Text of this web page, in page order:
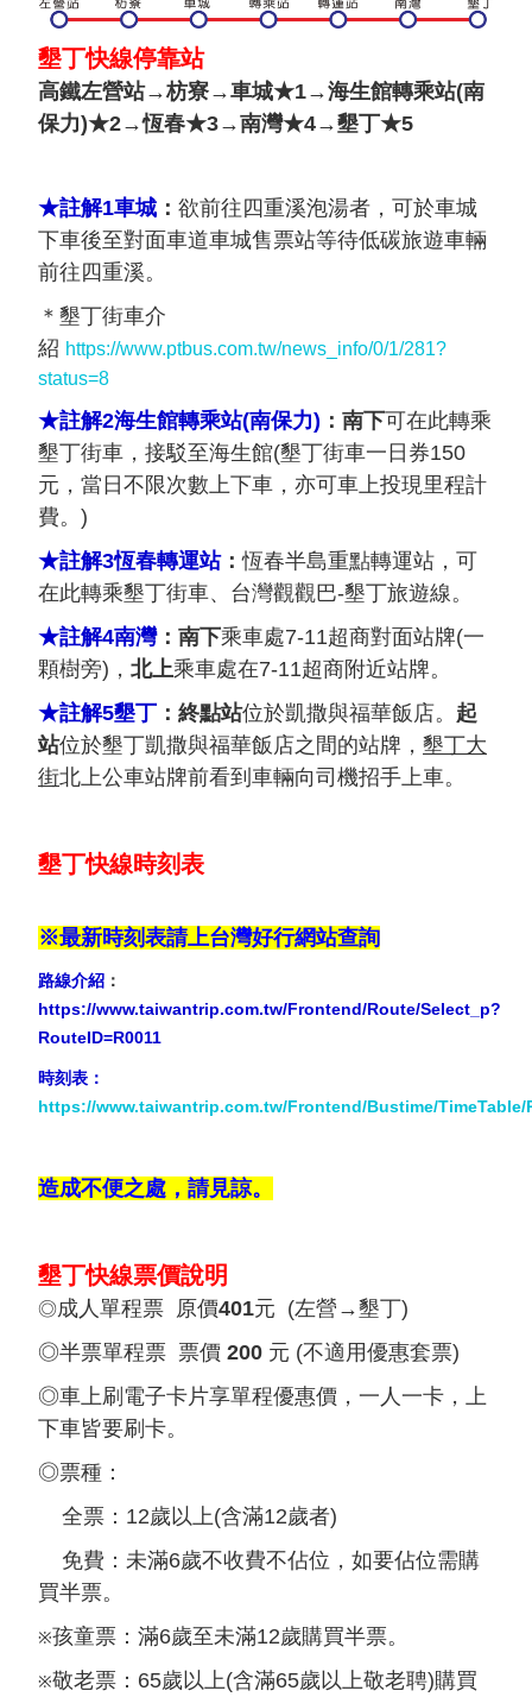
墾丁快線停靠站
高鐵左營站→枋寮→車城★1→海生館轉乘站(南
保力)★2→恆春★3→南灣★4→墾丁★5
★註解1車城 ： 欲前往四重溪泡湯者，可於車城
下車後至對面車道車城售票站等待低碳旅遊車輛
前往四重溪。
＊墾丁街車介
紹 https://www.ptbus.com.tw/news_info/0/1/281?
status=8
★註解2海生館轉乘站(南保力) ： 南下可在此轉乘
墾丁街車，接駁至海生館(墾丁街車一日券150
元，當日不限次數上下車，亦可車上投現里程計
費。)
★註解3恆春轉運站：恆春半島重點轉運站，可
在此轉乘墾丁街車、台灣觀觀巴-墾丁旅遊線。
★註解4南灣： 南下乘車處7-11超商對面站牌(一
顆樹旁)， 北上乘車處在7-11超商附近站牌。
★註解5墾丁 ：終點站位於凱撒與福華飯店。 起
站位於墾丁凱撒與福華飯店之間的站牌， 墾丁大
街北上公車站牌前看到車輛向司機招手上車。
墾丁快線時刻表
※最新時刻表請上台灣好行網站查詢
路線介紹 ：
https://www.taiwantrip.com.tw/Frontend/Route/Select_p?
RouteID=R0011
時刻表：
https://www.taiwantrip.com.tw/Frontend/Bustime/TimeTable/
造成不便之處，請見諒。
墾丁快線票價說明
◎成人單程票 原價401元 (左營→墾丁)
◎半票單程票 票價 200 元 (不適用優惠套票)
◎車上刷電子卡片享單程優惠價，一人一卡，上
下車皆要刷卡。
◎票種：
全票：12歲以上(含滿12歲者)
免費：未滿6歲不收費不佔位，如要佔位需購
買半票。
※孩童票：滿6歲至未滿12歲購買半票。
※敬老票：65歲以上(含滿65歲以上敬老聘)購買